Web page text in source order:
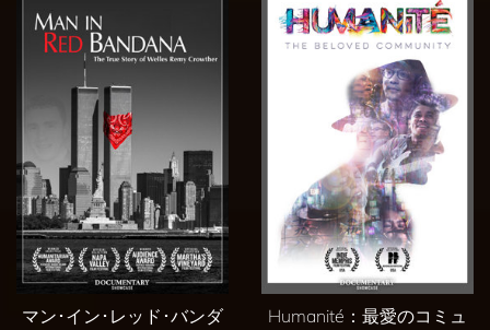
‪マン･イン･レッド･バンダ
Humanité：最愛のコミュ